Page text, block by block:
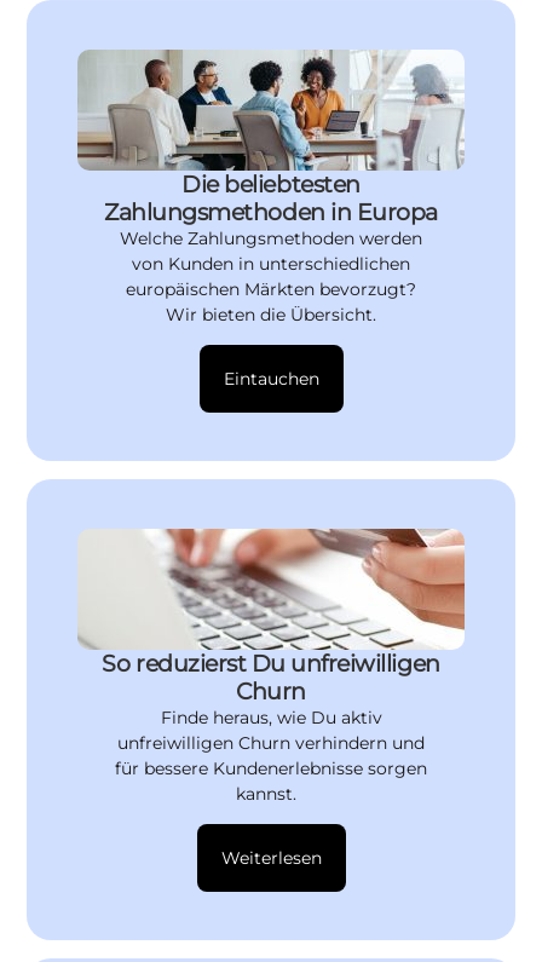
Die beliebtesten
Zahlungsmethoden in Europa
Welche Zahlungsmethoden werden
von Kunden in unterschiedlichen
europäischen Märkten bevorzugt?
Wir bieten die Übersicht.
Eintauchen
So reduzierst Du unfreiwilligen
Churn
Finde heraus, wie Du aktiv
unfreiwilligen Churn verhindern und
für bessere Kundenerlebnisse sorgen
kannst.
Weiterlesen